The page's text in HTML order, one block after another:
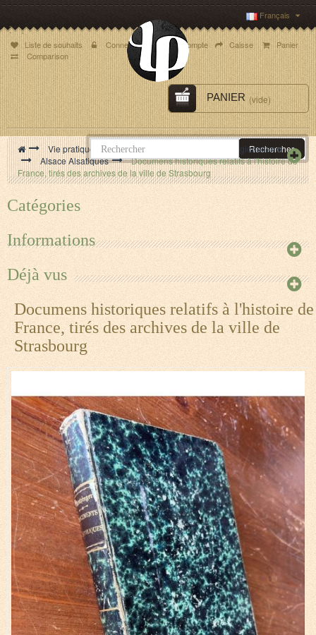
Français
Top des liens
Liste de souhaits
Connexion Mon compte Caisse
Panier
Comparison
Rechercher
PANIER (vide)
> Vie pratique Loisirs Nature Régionalisme
Régionalisme
>
Alsace Alsatiques >
Documens historiques relatifs à l'histoire de
France, tirés des archives de la ville de Strasbourg
Catégories
Informations
Déjà vus
Documens historiques relatifs à l'histoire de
France, tirés des archives de la ville de
Strasbourg